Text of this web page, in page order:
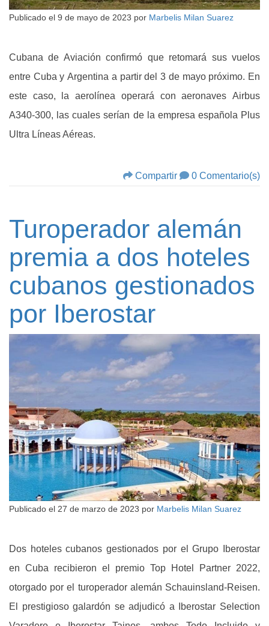
Publicado el 9 de mayo de 2023 por Marbelis Milan Suarez
Cubana de Aviación confirmó que retomará sus vuelos
entre Cuba y Argentina a partir del 3 de mayo próximo. En
este caso, la aerolínea operará con aeronaves Airbus
A340-300, las cuales serían de la empresa española Plus
Ultra Líneas Aéreas.
Compartir 0 Comentario(s)
Turoperador alemán
premia a dos hoteles
cubanos gestionados
por Iberostar
Publicado el 27 de marzo de 2023 por Marbelis Milan Suarez
Dos hoteles cubanos gestionados por el Grupo Iberostar
en Cuba recibieron el premio Top Hotel Partner 2022,
otorgado por el turoperador alemán Schauinsland-Reisen.
El prestigioso galardón se adjudicó a Iberostar Selection